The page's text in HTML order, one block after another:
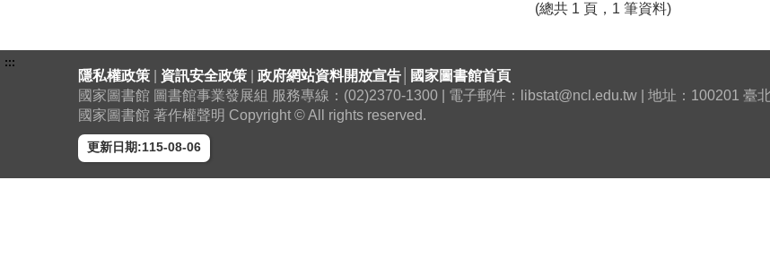
(總共 1 頁，1 筆資料)
:::
隱私權政策 資訊安全政策 政府網站資料開放宣告
國家圖書館首頁
國家圖書館 圖書館事業發展組 服務專線：(02)2370-1300 | 電子郵件：libstat@ncl.edu.tw | 地址：100201 臺
國家圖書館 著作權聲明 Copyright © All rights reserved.
更新日期:115-08-06